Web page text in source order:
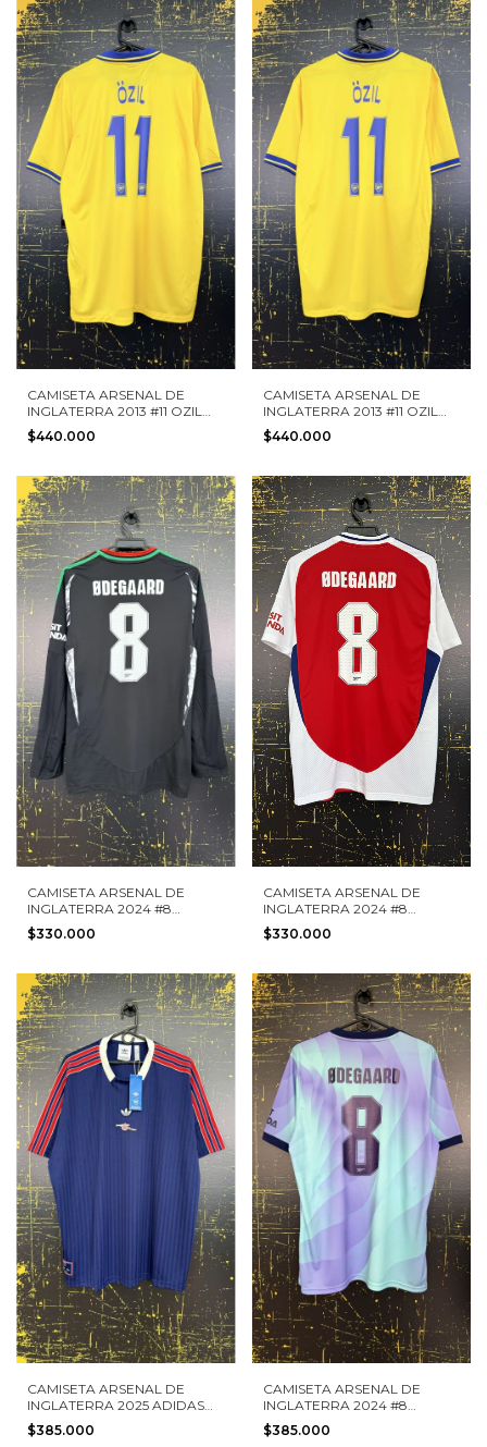
CAMISETA ARSENAL DE
INGLATERRA 2013 #11 OZIL
NIKE TALLA L NUEVA
$440.000
CAMISETA ARSENAL DE
INGLATERRA 2013 #11 OZIL
NIKE TALLA L NUEVA
$440.000
CAMISETA ARSENAL DE
INGLATERRA 2024 #8
ODEGAARD ADIDAS TALLA S
MANGA LARGA NUEVA
$330.000
CAMISETA ARSENAL DE
INGLATERRA 2024 #8
ODEGAARD ADIDAS TALLA
M NUEVA
$330.000
CAMISETA ARSENAL DE
INGLATERRA 2025 ADIDAS
ICON TALLA XL NUEVA
$385.000
CAMISETA ARSENAL DE
INGLATERRA 2024 #8
ODEGAARD ADIDAS TALLA
XL
$385.000